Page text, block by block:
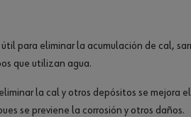
para eliminar la acumulación de cal,
que utilizan agua.
la cal y otros depósitos se mejora
se previene la corrosión y otros daños.